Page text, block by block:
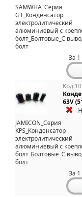
SAMWHA_Серия
GT_Конденсатор
электролитический
алюминиевый с
болт_Болтовые_С
болт
За
63V
JAMICON_Серия
KPS_Конденсатор
электролитический
алюминиевый с
болт_Болтовые_С
болт
За